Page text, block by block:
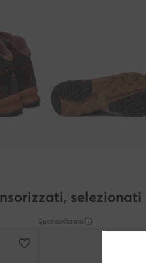
selezionati
Sponsorizzato